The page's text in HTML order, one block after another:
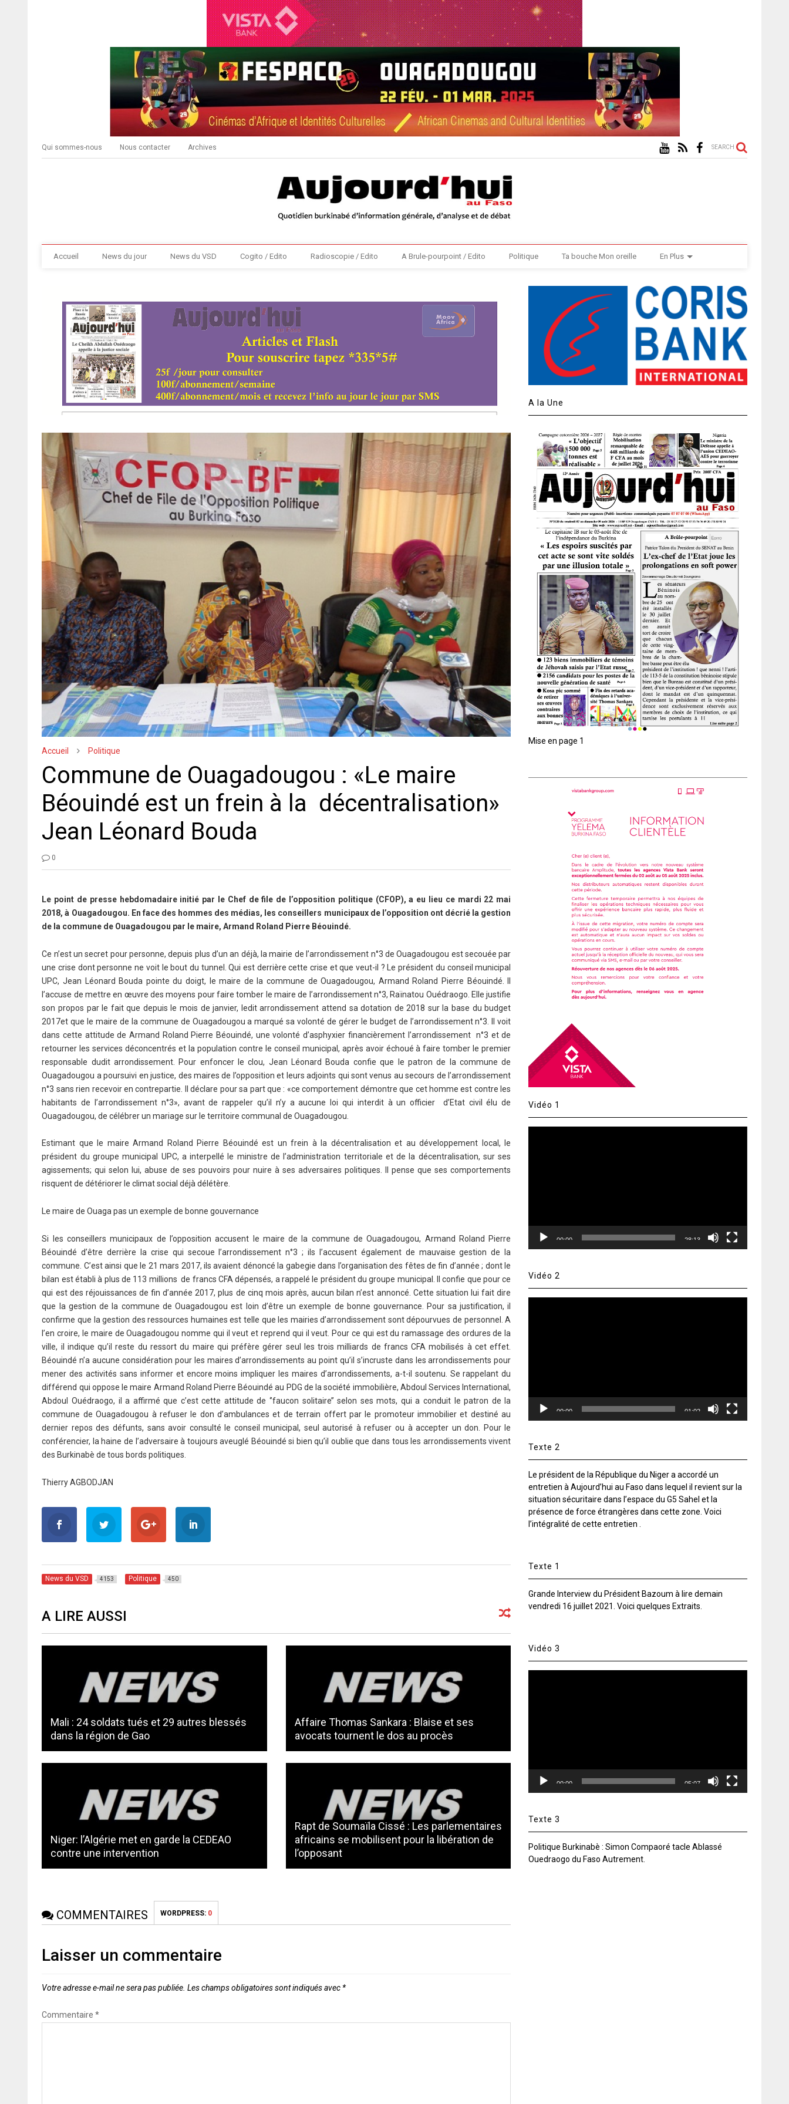
Qui sommes-nous Nous contacter Archives SEARCH
Accueil News du jour News du VSD Cogito / Edito Radioscopie / Edito A Brule-pourpoint / Edito Politique Ta bouche Mon oreille En Plus
Accueil Politique
Commune de Ouagadougou : «Le maire
Béouindé est un frein à la décentralisation»
Jean Léonard Bouda
0
Le point de presse hebdomadaire initié par le Chef de file de l’opposition politique (CFOP), a eu lieu ce mardi 22 mai
2018, à Ouagadougou. En face des hommes des médias, les conseillers municipaux de l’opposition ont décrié la gestion
de la commune de Ouagadougou par le maire, Armand Roland Pierre Béouindé.
Ce n’est un secret pour personne, depuis plus d’un an déjà, la mairie de l’arrondissement n°3 de Ouagadougou est secouée par
une crise dont personne ne voit le bout du tunnel. Qui est derrière cette crise et que veut-il ? Le président du conseil municipal
UPC, Jean Léonard Bouda pointe du doigt, le maire de la commune de Ouagadougou, Armand Roland Pierre Béouindé. Il
l’accuse de mettre en œuvre des moyens pour faire tomber le maire de l’arrondissement n°3, Raïnatou Ouédraogo. Elle justifie
son propos par le fait que depuis le mois de janvier, ledit arrondissement attend sa dotation de 2018 sur la base du budget
2017et que le maire de la commune de Ouagadougou a marqué sa volonté de gérer le budget de l’arrondissement n°3. Il voit
dans cette attitude de Armand Roland Pierre Béouindé, une volonté d’asphyxier financièrement l’arrondissement n°3 et de
retourner les services déconcentrés et la population contre le conseil municipal, après avoir échoué à faire tomber le premier
responsable dudit arrondissement. Pour enfoncer le clou, Jean Léonard Bouda confie que le patron de la commune de
Ouagadougou a poursuivi en justice, des maires de l’opposition et leurs adjoints qui sont venus au secours de l’arrondissement
n°3 sans rien recevoir en contrepartie. Il déclare pour sa part que : «ce comportement démontre que cet homme est contre les
habitants de l’arrondissement n°3», avant de rappeler qu’il n’y a aucune loi qui interdit à un officier d’Etat civil élu de
Ouagadougou, de célébrer un mariage sur le territoire communal de Ouagadougou.
Estimant que le maire Armand Roland Pierre Béouindé est un frein à la décentralisation et au développement local, le
président du groupe municipal UPC, a interpellé le ministre de l’administration territoriale et de la décentralisation, sur ses
agissements; qui selon lui, abuse de ses pouvoirs pour nuire à ses adversaires politiques. Il pense que ses comportements
risquent de détériorer le climat social déjà délétère.
Le maire de Ouaga pas un exemple de bonne gouvernance
Si les conseillers municipaux de l’opposition accusent le maire de la commune de Ouagadougou, Armand Roland Pierre
Béouindé d’être derrière la crise qui secoue l’arrondissement n°3 ; ils l’accusent également de mauvaise gestion de la
commune. C’est ainsi que le 21 mars 2017, ils avaient dénoncé la gabegie dans l’organisation des fêtes de fin d’année ; dont le
bilan est établi à plus de 113 millions de francs CFA dépensés, a rappelé le président du groupe municipal. Il confie que pour ce
qui est des réjouissances de fin d’année 2017, plus de cinq mois après, aucun bilan n’est annoncé. Cette situation lui fait dire
que la gestion de la commune de Ouagadougou est loin d’être un exemple de bonne gouvernance. Pour sa justification, il
confirme que la gestion des ressources humaines est telle que les mairies d’arrondissement sont dépourvues de personnel. A
l’en croire, le maire de Ouagadougou nomme qui il veut et reprend qui il veut. Pour ce qui est du ramassage des ordures de la
ville, il indique qu’il reste du ressort du maire qui préfère gérer seul les trois milliards de francs CFA mobilisés à cet effet.
Béouindé n’a aucune considération pour les maires d’arrondissements au point qu’il s’incruste dans les arrondissements pour
mener des activités sans informer et encore moins impliquer les maires d’arrondissements, a-t-il soutenu. Se rappelant du
différend qui oppose le maire Armand Roland Pierre Béouindé au PDG de la société immobilière, Abdoul Services International,
Abdoul Ouédraogo, il a affirmé que c’est cette attitude de ‘’faucon solitaire’’ selon ses mots, qui a conduit le patron de la
commune de Ouagadougou à refuser le don d’ambulances et de terrain offert par le promoteur immobilier et destiné au
dernier repos des défunts, sans avoir consulté le conseil municipal, seul autorisé à refuser ou à accepter un don. Pour le
conférencier, la haine de l’adversaire à toujours aveuglé Béouindé si bien qu’il oublie que dans tous les arrondissements vivent
des Burkinabè de tous bords politiques.
Thierry AGBODJAN
News du VSD 4153 Politique 450
A LIRE AUSSI
Mali : 24 soldats tués et 29 autres blessés
dans la région de Gao
Affaire Thomas Sankara : Blaise et ses
avocats tournent le dos au procès
Niger: l’Algérie met en garde la CEDEAO
contre une intervention
Rapt de Soumaïla Cissé : Les parlementaires
africains se mobilisent pour la libération de
l’opposant
COMMENTAIRES WORDPRESS: 0
Laisser un commentaire
Votre adresse e-mail ne sera pas publiée. Les champs obligatoires sont indiqués avec *
Commentaire*
A la Une
Mise en page 1
Vidéo 1
00:00 28:13
Vidéo 2
00:00 01:02
Texte 2
Le président de la République du Niger a accordé un
entretien à Aujourd’hui au Faso dans lequel il revient sur la
situation sécuritaire dans l’espace du G5 Sahel et la
présence de force étrangères dans cette zone. Voici
l’intégralité de cette entretien .
Texte 1
Grande Interview du Président Bazoum à lire demain
vendredi 16 juillet 2021. Voici quelques Extraits.
Vidéo 3
00:00 05:07
Texte 3
Politique Burkinabè : Simon Compaoré tacle Ablassé
Ouedraogo du Faso Autrement.